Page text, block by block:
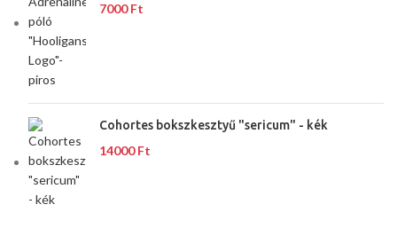
7000Ft
Cohortes bokszkesztyű "sericum" - kék
14000Ft